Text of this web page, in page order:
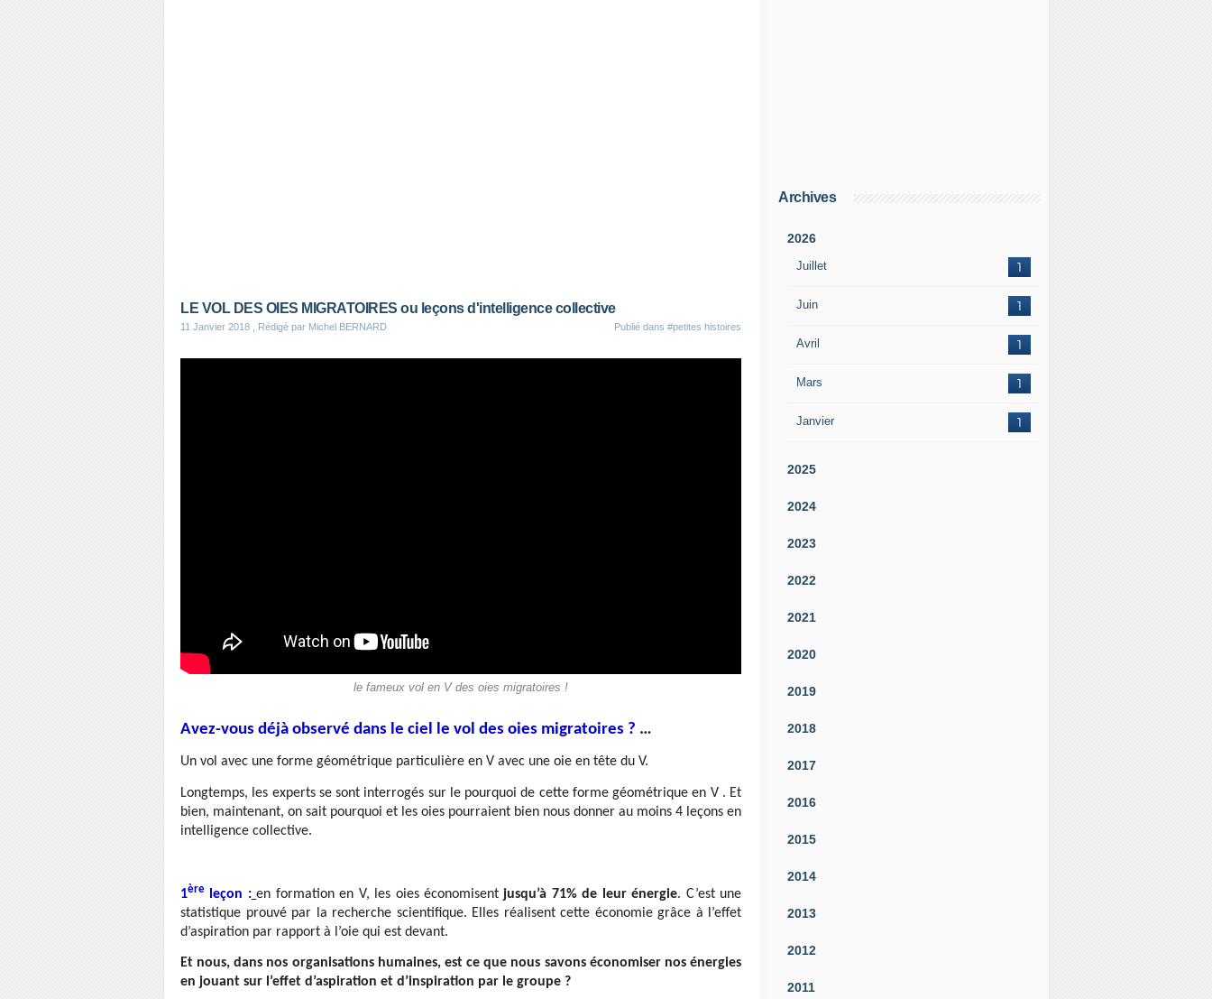
LE VOL DES OIES MIGRATOIRES ou leçons d'intelligence collective
11 Janvier 2018 , Rédigé par Michel BERNARD Publié dans #petites histoires
le fameux vol en V des oies migratoires !
Avez-vous déjà observé dans le ciel le vol des oies migratoires ? …
Un vol avec une forme géométrique particulière en V avec une oie en tête du V.
Longtemps, les experts se sont interrogés sur le pourquoi de cette forme géométrique en V . Et
bien, maintenant, on sait pourquoi et les oies pourraient bien nous donner au moins 4 leçons en
intelligence collective.
1ère leçon : en formation en V, les oies économisentjusqu’à 71% de leur énergie. C’est une
statistique prouvé par la recherche scientifique. Elles réalisent cette économie grâce à l’effet
d’aspiration par rapport à l’oie qui est devant.
Et nous, dans nos organisations humaines, est ce que nous savons économiser nos énergies
en jouant sur l’effet d’aspiration et d’inspiration par le groupe ?
Archives
2026
Juillet 1
Juin 1
Avril 1
Mars 1
Janvier 1
2025
2024
2023
2022
2021
2020
2019
2018
2017
2016
2015
2014
2013
2012
2011